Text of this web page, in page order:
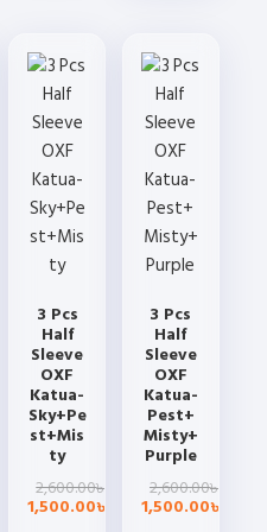
variants.
The
options
may
be
chosen
on
the
page
multiple
variants.
The
options
may
be
chosen
on
product
page
Original
price
Current
price
3 Pcs
Half
Sleeve
OXF
Katua-
Sky+Pe
st+Mis
ty
2,600.00৳ Original
price
1,500.00৳
Current
price
3 Pcs
Half
Sleeve
OXF
Katua-
Pest+
Misty+
Purple
2,600.00৳
1,500.00৳